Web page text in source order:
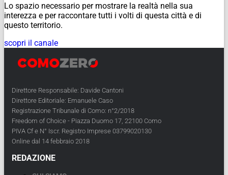
Lo spazio necessario per mostrare la realtà nella sua
interezza e per raccontare tutti i volti di questa città e di
questo territorio.
scopri il canale
Direttore Responsabile: Davide Cantoni
Direttore Editoriale: Emanuele Caso
Registrazione Tribunale di Como: n°2/2018
Freedom of Choice - Piazza Duomo 17, 22100 Como
PIVA Cf e N° Iscr. Registro Imprese 03799020130
Online dal 14 febbraio 2018
REDAZIONE